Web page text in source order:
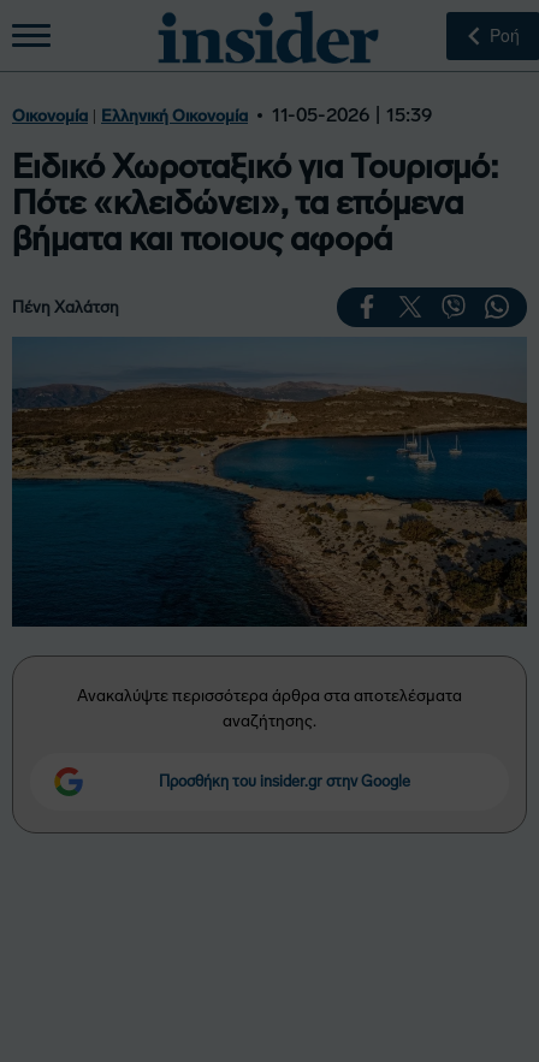
Ροή
Οικονομία | Ελληνική Οικονομία 11-05-2026 | 15:39
Ειδικό Χωροταξικό για Τουρισμό:
Πότε «κλειδώνει», τα επόμενα
βήματα και ποιους αφορά
Πένη Χαλάτση
Ανακαλύψτε περισσότερα άρθρα στα αποτελέσματα
αναζήτησης.
Προσθήκη του insider.gr στην Google